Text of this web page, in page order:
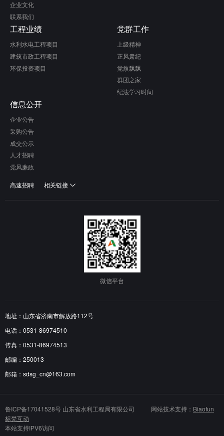
企业文化
联系我们
工程业绩
水利水电工程项目
建筑市政工程项目
环保投资项目
党群工作
上级精神
正风肃纪
党旗飘飘
群团之家
纪法学习时间
信息公开
企业公告
采购公告
成交公示
人才招聘
党风廉政
高速招聘 相关链接
微信平台
地址：山东省济南市解放路112号
电话：0531-86974510
传真：0531-86974513
邮编：250013
邮箱：sdsg_cn@163.com
鲁ICP备17041528号 山东省水利工程局有限公司 网站技术支持： Biaofun
标梵互动
本站支持IPV6访问